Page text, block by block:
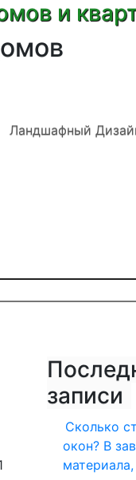
и
Ландшафный
записи
Сколько
окон? В